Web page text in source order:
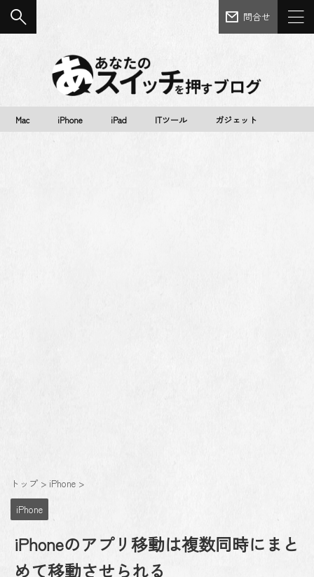
問合せ
Mac iPhone iPad ITツール ガジェット
トップ > iPhone >
iPhone
iPhoneのアプリ移動は複数同時にまと
めて移動させられる